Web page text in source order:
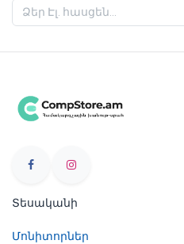
Տեսականի
Մոնիտորներ